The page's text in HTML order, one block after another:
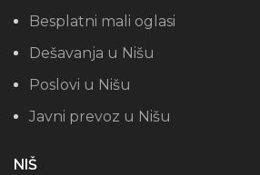
Besplatni mali oglasi
Dešavanja u Nišu
Poslovi u Nišu
Javni prevoz u Nišu
NIŠ